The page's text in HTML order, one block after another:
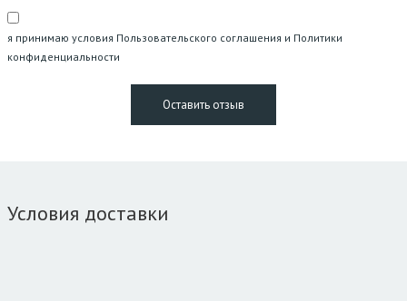
я принимаю условия Пользовательского соглашения и Политики
конфиденциальности
Условия доставки